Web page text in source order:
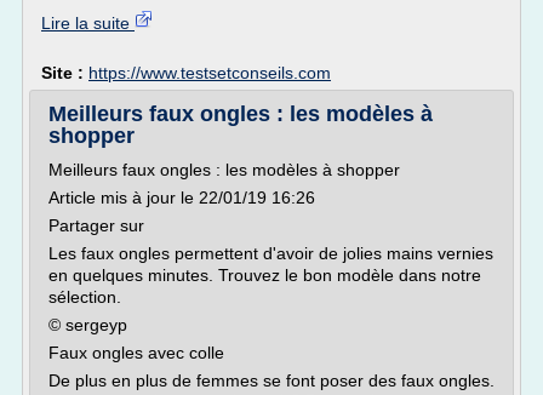
Lire la suite
Site : https://www.testsetconseils.com
Meilleurs faux ongles : les modèles à
shopper
Meilleurs faux ongles : les modèles à shopper
Article mis à jour le 22/01/19 16:26
Partager sur
Les faux ongles permettent d'avoir de jolies mains vernies
en quelques minutes. Trouvez le bon modèle dans notre
sélection.
© sergeyp
Faux ongles avec colle
De plus en plus de femmes se font poser des faux ongles.